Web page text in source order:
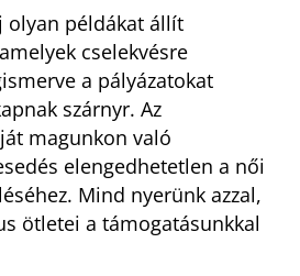
olyan példákat állít
cselekvésre
a pályázatokat
szárnyr. Az
magunkon való
elengedhetetlen a női
Mind nyerünk azzal,
ötletei a támogatásunkkal